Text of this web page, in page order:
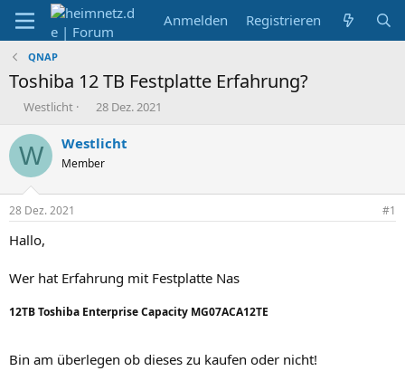
Anmelden Registrieren
QNAP
Toshiba 12 TB Festplatte Erfahrung?
E
s
t
e
r
Westlicht
E
s
e
t
28 Dez. 2021
W Westlicht
Member
28 Dez. 2021 #1
Hallo,
Wer hat Erfahrung mit Festplatte Nas
12TB Toshiba Enterprise Capacity MG07ACA12TE
Bin am überlegen ob dieses zu kaufen oder nicht!